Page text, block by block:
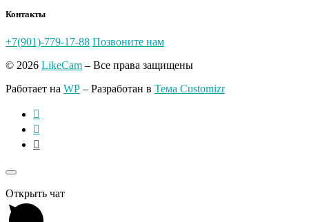
Контакты
+7(901)-779-17-88 Позвоните нам
© 2026 LikeCam – Все права защищены
Работает на WP – Разработан в Тема Customizr
Открыть чат